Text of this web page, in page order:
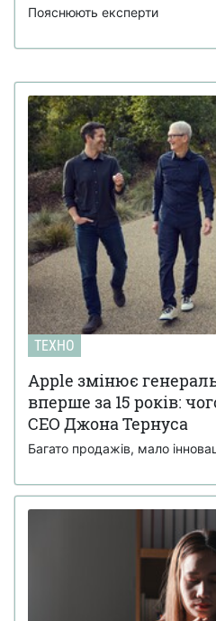
Пояснюють експерти
ТЕХНО
Apple змінює
вперше за 15 років:
CEO Джона Тернуса
Багато продажів, мало